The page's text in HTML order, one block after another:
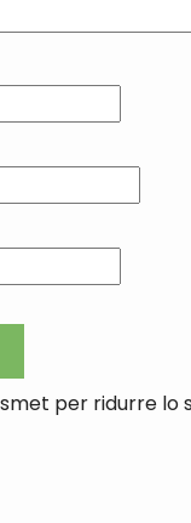
per ridurre lo